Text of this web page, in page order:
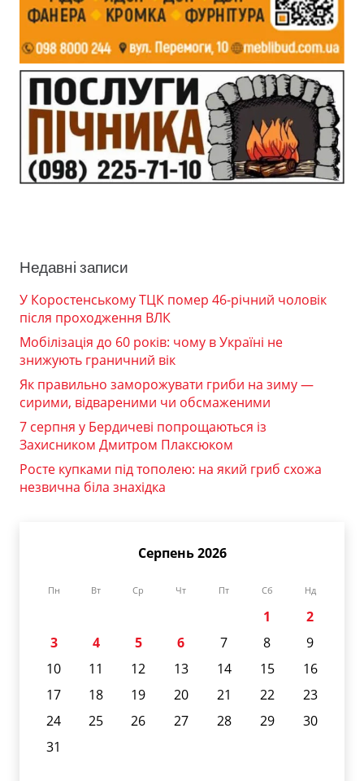
Недавні записи
У Коростенському ТЦК помер 46-річний чоловік
після проходження ВЛК
Мобілізація до 60 років: чому в Україні не
знижують граничний вік
Як правильно заморожувати гриби на зиму —
сирими, відвареними чи обсмаженими
7 серпня у Бердичеві попрощаються із
Захисником Дмитром Плаксюком
Росте купками під тополею: на який гриб схожа
незвична біла знахідка
Серпень 2026
Пн Вт Ср Чт Пт Сб Нд
1
2
3
4 5 6 7 8
9
10
11 12 13 14 15
16
17
18 19 20 21 22
23
24
25 26 27 28 29
30
31